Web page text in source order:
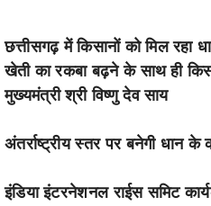
छत्तीसगढ़ में किसानों को मिल रहा
खेती का रकबा बढ़ने के साथ ही
मुख्यमंत्री श्री विष्णु देव साय
अंतर्राष्ट्रीय स्तर पर बनेगी धान
इंडिया इंटरनेशनल राईस समिट